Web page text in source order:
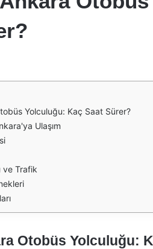
Yolculuğu: Kaç Saat Sürer?
Ulaşım
ve Trafik
Otobüs Yolculuğu: